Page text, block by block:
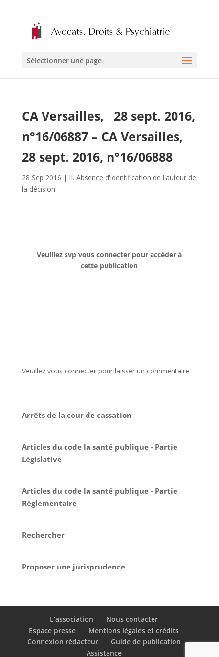
Sélectionner une page
CA Versailles, 28 sept. 2016,
n°16/06887 – CA Versailles,
28 sept. 2016, n°16/06888
28 Sep 2016 | II. Absence d'identification de l'auteur de
la décision
Veuillez svp vous connecter pour accéder à
cette publication
Veuillez vous connecter pour laisser un commentaire.
Arrêts de la cour de cassation
Articles du code la santé publique - Partie
Législative
Articles du code la santé publique - Partie
Règlementaire
Rechercher
Proposer une jurisprudence
L’association
Nous contacter
Espace presse
Mentions légales et crédits
Connexion rédacteur
Guide de publication
Assistance